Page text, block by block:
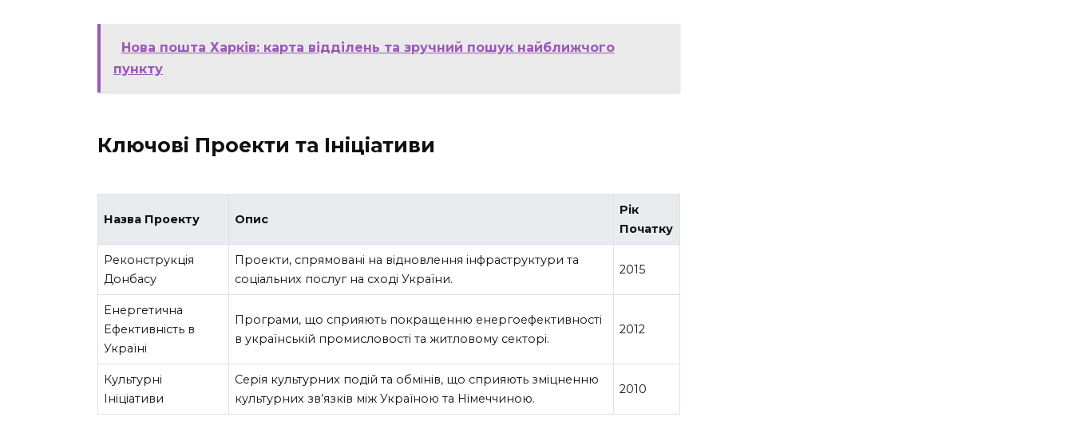
Нова пошта Харків: карта відділень та зручний пошук найближчого
пункту
Ключові Проекти та Ініціативи
Назва Проекту Опис
Рік
Початку
Реконструкція
Донбасу
Проекти, спрямовані на відновлення інфраструктури та
соціальних послуг на сході України.
2015
Енергетична
Ефективність в
Україні
Програми, що сприяють покращенню енергоефективності
в українській промисловості та житловому секторі.
2012
Культурні
Ініціативи
Серія культурних подій та обмінів, що сприяють зміцненню
культурних зв’язків між Україною та Німеччиною.
2010